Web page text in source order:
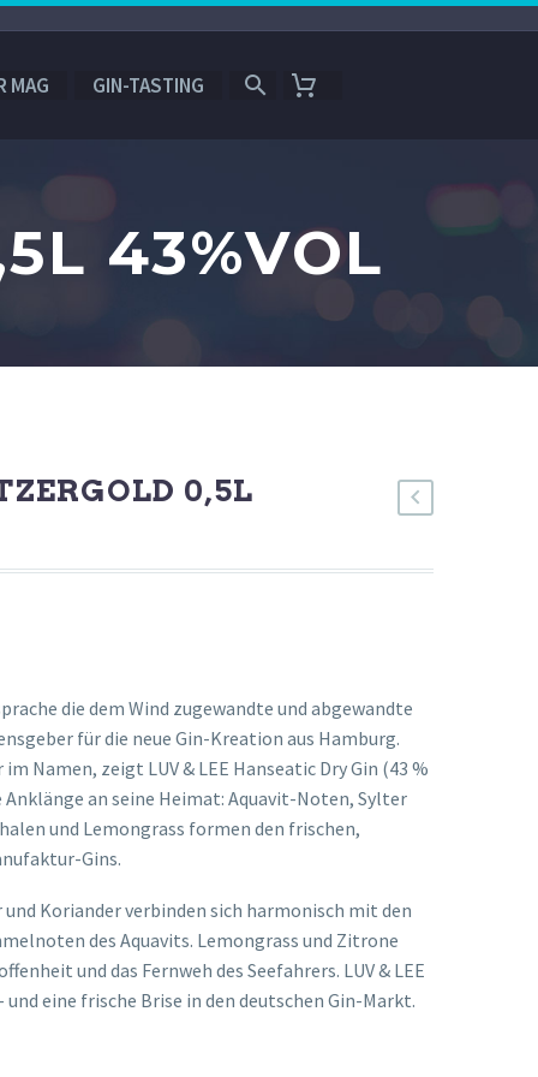
MAG GIN-TASTING
43%VOL
0,5L
die dem Wind zugewandte und abgewandte
für die neue Gin-Kreation aus Hamburg.
Namen, zeigt LUV & LEE Hanseatic Dry Gin (43 %
Anklänge an seine Heimat: Aquavit-Noten, Sylter
und Lemongrass formen den frischen,
Gins.
Koriander verbinden sich harmonisch mit den
des Aquavits. Lemongrass und Zitrone
und das Fernweh des Seefahrers. LUV & LEE
eine frische Brise in den deutschen Gin-Markt.